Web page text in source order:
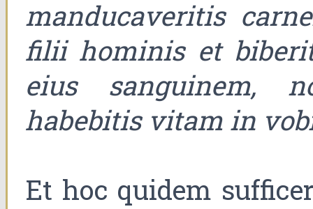
manducaveritis
filii hominis et
eius sanguinem,
habebitis vitam in
Et hoc quidem